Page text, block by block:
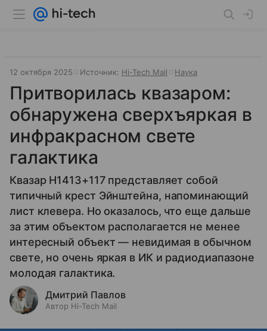
12 октября 2025 Источник: Hi-Tech Mail Наука
Притворилась квазаром:
обнаружена сверхъяркая в
инфракрасном свете
галактика
Квазар H1413+117 представляет собой
типичный крест Эйнштейна, напоминающий
лист клевера. Но оказалось, что еще дальше
за этим объектом располагается не менее
интересный объект — невидимая в обычном
свете, но очень яркая в ИК и радиодиапазоне
молодая галактика.
Дмитрий Павлов
Автор Hi-Tech Mail